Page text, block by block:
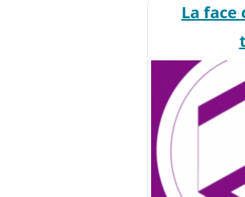
La face